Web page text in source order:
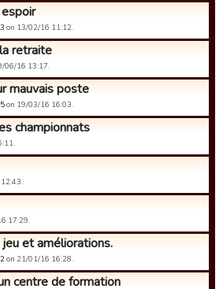
on 13/02/16 11:12.
retraite
06/16 13:17.
mauvais poste
on 19/03/16 16:03.
championnats
17:29.
et améliorations.
on 21/01/16 16:28.
centre de formation